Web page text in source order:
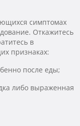
симптомах
Откажитесь
в
признаках:
после еды;
либо выраженная